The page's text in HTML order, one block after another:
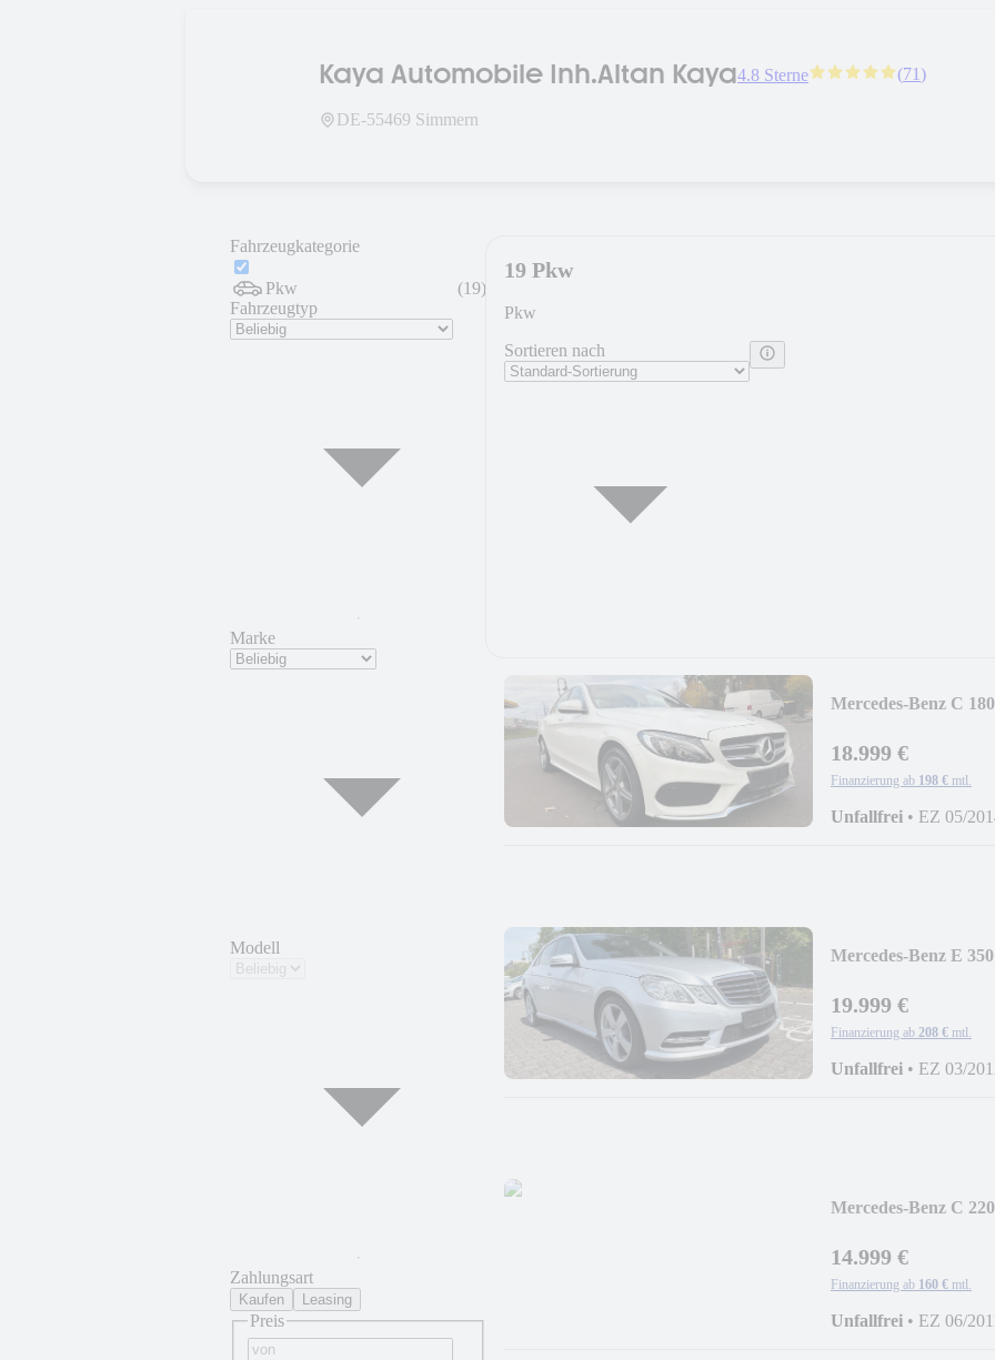
Kaya Automobile Inh.Altan Kaya4.8 Sterne (71)
DE-55469 Simmern
Fahrzeugkategorie
Pkw (19)
Fahrzeugtyp
Marke
Modell
Zahlungsart
Kaufen Leasing
Preis
19 Pkw
Pkw
Sortieren nach
Mercedes-Benz C
18.999 €
Finanzierung ab 198 € mtl.
Unfallfrei • EZ 05/
Mercedes-Benz E
19.999 €
Finanzierung ab 208 € mtl.
Unfallfrei • EZ 03/
Mercedes-Benz C
14.999 €
Finanzierung ab 160 € mtl.
Unfallfrei • EZ 06/